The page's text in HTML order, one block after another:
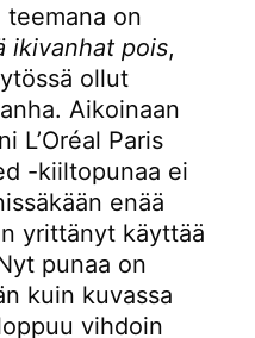
teemana on
ikivanhat pois,
ollut
Aikoinaan
L’Oréal Paris
-kiiltopunaa ei
enää
yrittänyt käyttää
punaa on
kuin kuvassa
vihdoin